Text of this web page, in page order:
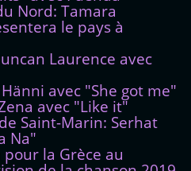
Nord: Tamara
le pays à
Laurence avec
avec "She got me"
avec "Like it"
Saint-Marin: Serhat
Na"
la Grèce au